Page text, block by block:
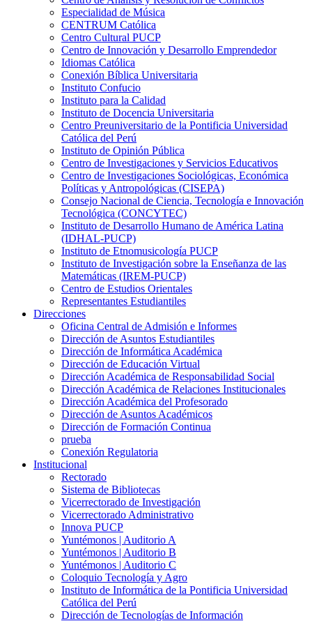
Especialidad de Música
CENTRUM Católica
Centro Cultural PUCP
Centro de Innovación y Desarrollo Emprendedor
Idiomas Católica
Conexión Bíblica Universitaria
Instituto Confucio
Instituto para la Calidad
Instituto de Docencia Universitaria
Centro Preuniversitario de la Pontificia Universidad
Católica del Perú
Instituto de Opinión Pública
Centro de Investigaciones y Servicios Educativos
Centro de Investigaciones Sociológicas, Económica
Políticas y Antropológicas (CISEPA)
Consejo Nacional de Ciencia, Tecnología e Innovación
Tecnológica (CONCYTEC)
Instituto de Desarrollo Humano de América Latina
(IDHAL-PUCP)
Instituto de Etnomusicología PUCP
Instituto de Investigación sobre la Enseñanza de las
Matemáticas (IREM-PUCP)
Centro de Estudios Orientales
Representantes Estudiantiles
Direcciones
Oficina Central de Admisión e Informes
Dirección de Asuntos Estudiantiles
Dirección de Informática Académica
Dirección de Educación Virtual
Dirección Académica de Responsabilidad Social
Dirección Académica de Relaciones Institucionales
Dirección Académica del Profesorado
Dirección de Asuntos Académicos
Dirección de Formación Continua
prueba
Conexión Regulatoria
Institucional
Rectorado
Sistema de Bibliotecas
Vicerrectorado de Investigación
Vicerrectorado Administrativo
Innova PUCP
Yuntémonos | Auditorio A
Yuntémonos | Auditorio B
Yuntémonos | Auditorio C
Coloquio Tecnología y Agro
Instituto de Informática de la Pontificia Universidad
Católica del Perú
Dirección de Tecnologías de Información